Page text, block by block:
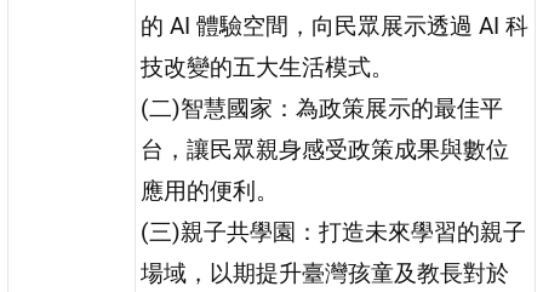
的 AI 體驗空間，向民眾展示透過 AI 科
技改變的五大生活模式。
(二)智慧國家：為政策展示的最佳平
台，讓民眾親身感受政策成果與數位
應用的便利。
(三)親子共學園：打造未來學習的親子
場域，以期提升臺灣孩童及教長對於